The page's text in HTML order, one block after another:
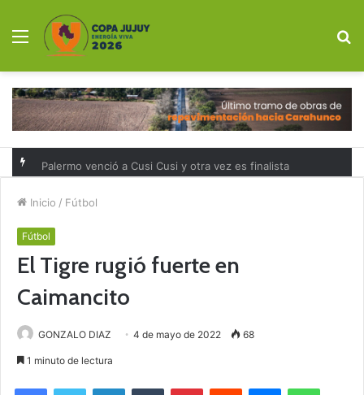
Menú
Palermo venció a Cusi Cusi y otra vez es finalista
Inicio / Fútbol
Fútbol
El Tigre rugió fuerte en
Caimancito
GONZALO DIAZ 4 de mayo de 2022 68
1 minuto de lectura
FacebookTwitter LinkedInTumblr PinterestReddit Messenger